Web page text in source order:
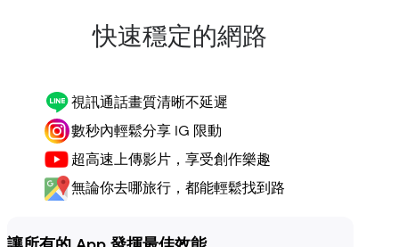
快速穩定的網路
視訊通話畫質清晰不延遲
數秒內輕鬆分享 IG 限動
超高速上傳影片，享受創作樂趣
無論你去哪旅行，都能輕鬆找到路